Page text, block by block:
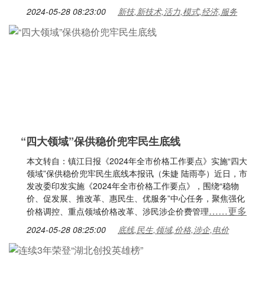
2024-05-28 08:23:00 新技,新技术,活力,模式,经济,服务
“四大领域”保供稳价兜牢民生底线
本文转自：镇江日报《2024年全市价格工作要点》实施“四大
领域”保供稳价兜牢民生底线本报讯（朱婕 陆雨亭）近日，市
发改委印发实施《2024年全市价格工作要点》，围绕“稳物
价、促发展、推改革、惠民生、优服务”中心任务，聚焦强化
价格调控、重点领域价格改革、涉民涉企价费管理……更多
2024-05-28 08:25:00 底线,民生,领域,价格,涉企,电价